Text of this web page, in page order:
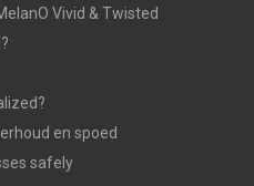
Vivid & Twisted
en spoed
safely